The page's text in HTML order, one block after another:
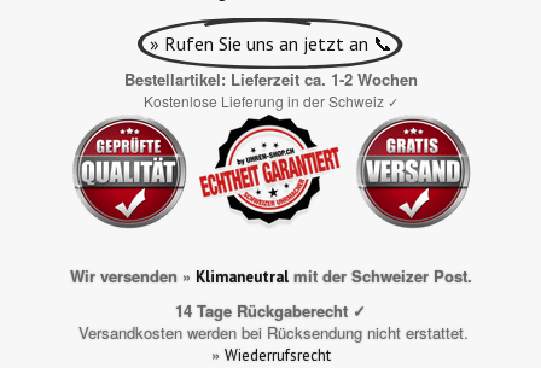
» Rufen Sie uns an jetzt an 📞
Bestellartikel: Lieferzeit ca. 1-2 Wochen
Kostenlose Lieferung in der Schweiz ✓
Wir versenden » Klimaneutralmit der Schweizer Post.
14 Tage Rückgaberecht ✓
Versandkosten werden bei Rücksendung nicht erstattet.
» Wiederrufsrecht